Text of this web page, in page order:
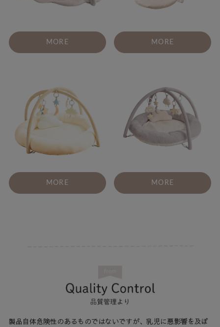
MORE MORE
MORE MORE
製品自体危険性のあるものではないですが、乳児に悪影響を及ぼ